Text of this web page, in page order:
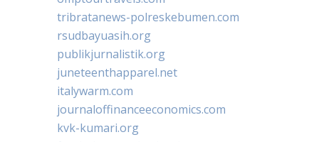
tribratanews-polreskebumen.com
rsudbayuasih.org
publikjurnalistik.org
juneteenthapparel.net
italywarm.com
journaloffinanceeconomics.com
kvk-kumari.org